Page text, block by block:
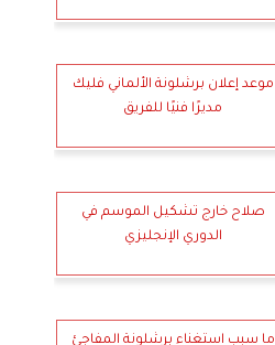
موعد إعلان برشلونة الألماني فليك
مديرًا فنيًا للفريق
صلاح خارج تشكيل الموسم في
الدوري الإنجليزي
ما سبب استغناء برشلونة المفاجئ